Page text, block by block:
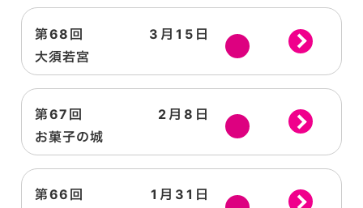
第68回 3月15日 日
大須若宮
第67回 2月8日 日
お菓子の城
第66回 1月31日 土